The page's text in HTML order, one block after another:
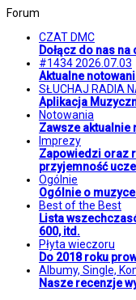
Forum
CZAT DMC
Dołącz do nas na
#1434 2026.07.03
Aktualne
SŁUCHAJ RADIA
Aplikacja
Notowania
Zawsze aktualnie
Imprezy
Zapowiedzi oraz
przyjemność
Ogólnie
Ogólnie o
Best of the Best
Lista
600, itd.
Płyta wieczoru
Do 2018 roku
Albumy, Single,
Nasze recenzje